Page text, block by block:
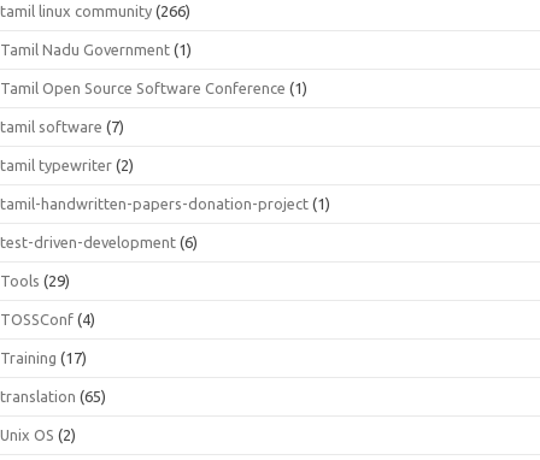
tamil linux community (266)
Tamil Nadu Government (1)
Tamil Open Source Software Conference (1)
tamil software (7)
tamil typewriter (2)
tamil-handwritten-papers-donation-project (1)
test-driven-development (6)
Tools (29)
TOSSConf (4)
Training (17)
translation (65)
Unix OS (2)